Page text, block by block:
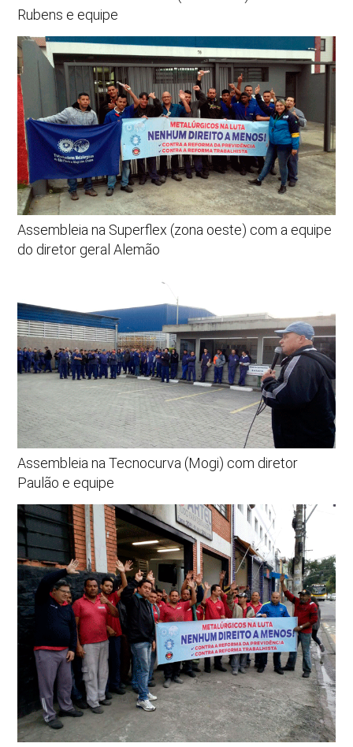
Rubens e equipe
Assembleia na Superflex (zona oeste) com a equipe
do diretor geral Alemão
Assembleia na Tecnocurva (Mogi) com diretor
Paulão e equipe